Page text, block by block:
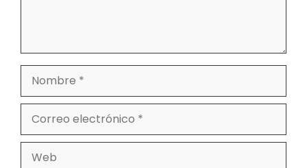
electrónico